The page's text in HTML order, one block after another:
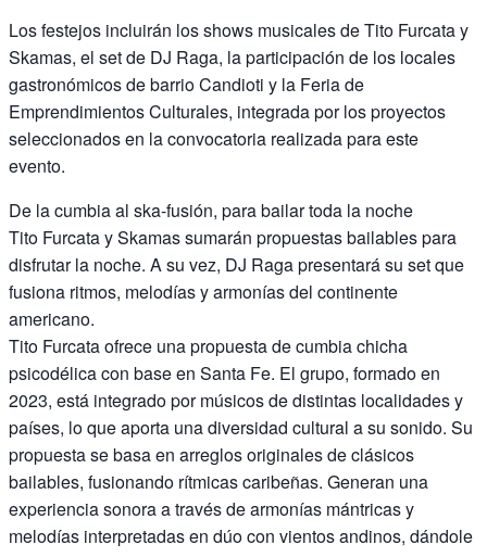
Los festejos incluirán los shows musicales de Tito Furcata y
Skamas, el set de DJ Raga, la participación de los locales
gastronómicos de barrio Candioti y la Feria de
Emprendimientos Culturales, integrada por los proyectos
seleccionados en la convocatoria realizada para este
evento.
De la cumbia al ska-fusión, para bailar toda la noche
Tito Furcata y Skamas sumarán propuestas bailables para
disfrutar la noche. A su vez, DJ Raga presentará su set que
fusiona ritmos, melodías y armonías del continente
americano.
Tito Furcata ofrece una propuesta de cumbia chicha
psicodélica con base en Santa Fe. El grupo, formado en
2023, está integrado por músicos de distintas localidades y
países, lo que aporta una diversidad cultural a su sonido. Su
propuesta se basa en arreglos originales de clásicos
bailables, fusionando rítmicas caribeñas. Generan una
experiencia sonora a través de armonías mántricas y
melodías interpretadas en dúo con vientos andinos, dándole